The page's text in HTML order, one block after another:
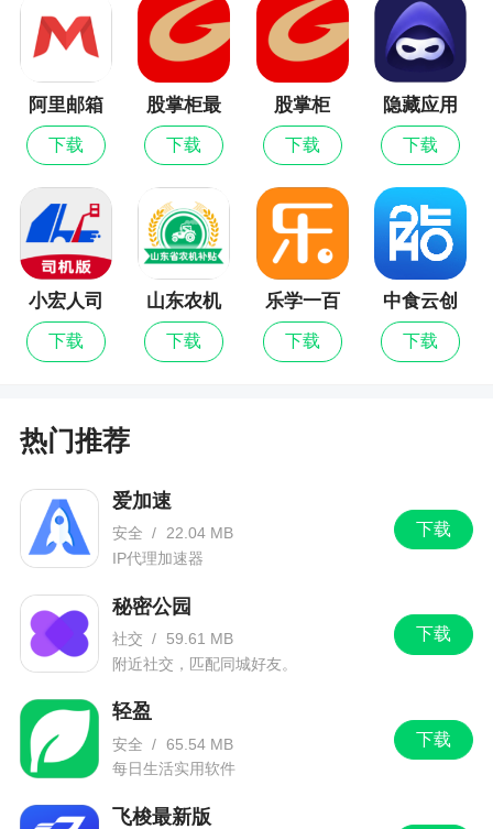
阿里邮箱
下载
股掌柜最
新版
下载
股掌柜
下载
隐藏应用
图标
下载
小宏人司
机版
下载
山东农机
补贴
下载
乐学一百
下载
中食云创
最新版
下载
热门推荐
下载
爱加速
安全 / 22.04 MB
IP代理加速器
下载
秘密公园
社交 /
59.61 MB
附近社交，匹配同城好友。
下载
轻盈
安全 / 65.54 MB
每日生活实用软件
飞梭最新版